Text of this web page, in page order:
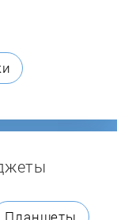
Планшеты